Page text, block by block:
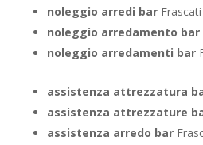
noleggio arredi barFrascati
noleggio arredamento bar
noleggio arredamenti bar
assistenza attrezzatura
assistenza attrezzature
assistenza arredo bar